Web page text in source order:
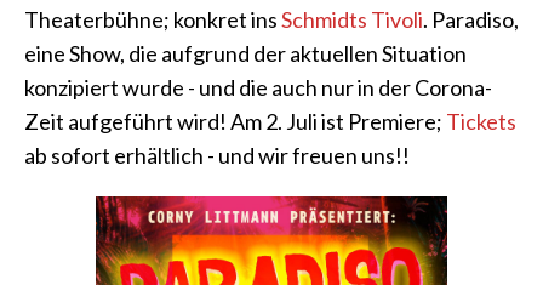
Theaterbühne; konkret insSchmidts Tivoli. Paradiso,
eine Show, die aufgrund der aktuellen Situation
konzipiert wurde - und die auch nur in der Corona-
Zeit aufgeführt wird! Am 2. Juli ist Premiere; Tickets
ab sofort erhältlich - und wir freuen uns!!